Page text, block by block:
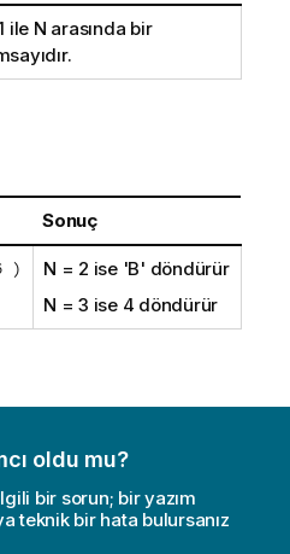
ile N arasında bir
Sonuç
) N = 2 ise 'B' döndürür
N = 3 ise 4 döndürür
oldu mu?
bir sorun; bir yazım
teknik bir hata bulursanız